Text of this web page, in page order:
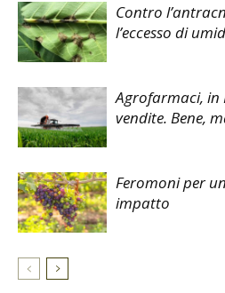
Contro
l’eccesso di
Agrofarmaci,
vendite. Bene,
Feromoni per
impatto